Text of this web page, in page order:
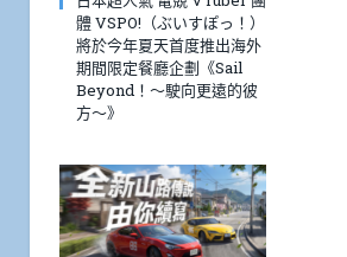
體 VSPO!（ぶいすぽっ！）
將於今年夏天首度推出海外
期間限定餐廳企劃《Sail
Beyond！～駛向更遠的彼
方～》